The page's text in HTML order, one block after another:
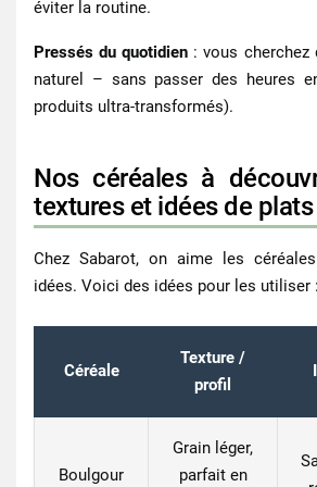
éviter la routine.
Pressés du quotidien : vous cherchez
naturel – sans passer des heures
produits ultra-transformés).
Nos céréales à
textures et idées de plats
Chez Sabarot, on aime les
idées. Voici des idées pour les utiliser :
Céréale
Texture /
profil
Boulgour
Grain léger,
parfait en